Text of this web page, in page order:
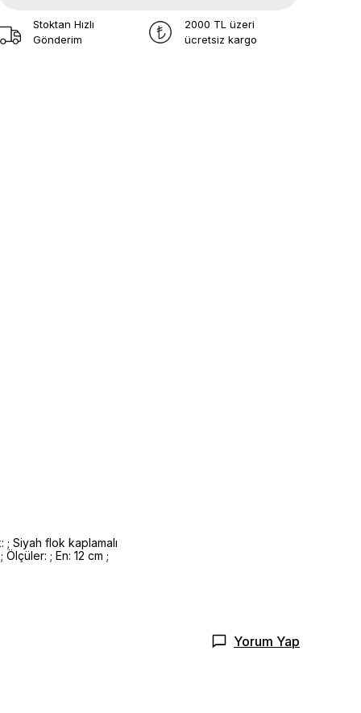
Stoktan Hızlı
Gönderim
2000 TL üzeri
ücretsiz kargo
; Siyah flok kaplamalı
; En: 12 cm ;
Yorum Yap